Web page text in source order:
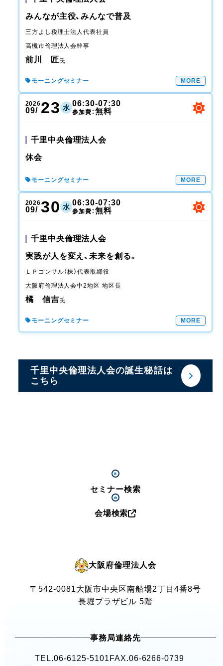
みんなが主役、みんなで普及
三方よし税理士法人代表社員
高槻市倫理法人会幹事
前川 匠氏
モーニングセミナー MORE
2026
09/ 23 水 06:30-07:30
参加費：無料
千里中央倫理法人会
休会
モーニングセミナー MORE
2026
09/ 30 水 06:30-07:30
参加費：無料
千里中央倫理法人会
実践が人を変え、未来を創る。
ＬＰコンサル（株）代表取締役
大阪府倫理法人会中2地区 地区長
橘 信吉氏
モーニングセミナー MORE
千里中央倫理法人会の誕生秘話は
こちら
セミナー検索
会場検索
大阪府倫理法人会
〒542-0081大阪市中央区南船場2丁目4番8号
長堀プラザビル 5階
事務局連絡先
TEL.06-6125-5101 FAX.06-6266-0739